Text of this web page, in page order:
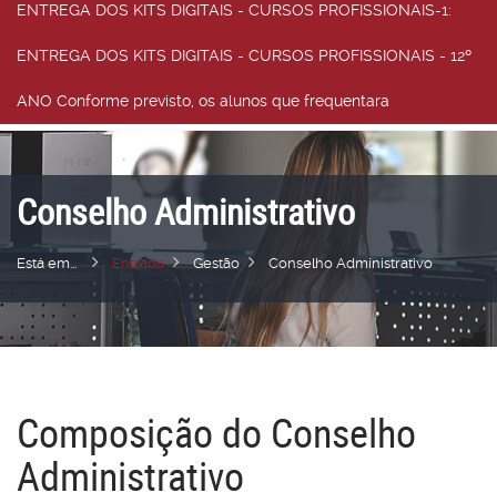
ENTREGA DOS KITS DIGITAIS - CURSOS PROFISSIONAIS-1:
ENTREGA DOS KITS DIGITAIS - CURSOS PROFISSIONAIS - 12º
ANO Conforme previsto, os alunos que frequentara
Conselho Administrativo
Está em... Entrada Gestão Conselho Administrativo
Composição do Conselho
Administrativo